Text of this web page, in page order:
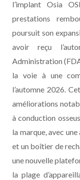
l’implant Osia
prestations
poursuit son
avoir reçu
Administration
la voie à une
l’automne 2026.
améliorations
à conduction
la marque, avec
et un boîtier de
une nouvelle
la plage